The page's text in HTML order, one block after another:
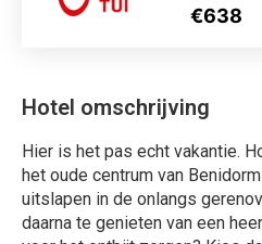
Hotel omschrijving
Hier is het pas echt vakantie.
het oude centrum van
uitslapen in de onlangs
daarna te genieten van een
€638